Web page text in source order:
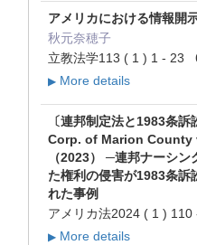
アメリカにおける情報開
秋元奈穂子
立教法学113 ( 1 ) 1 - 23
▶ More details
〔連邦制定法と1983条
Corp. of Marion County
（2023） ─連邦ナーシ
た権利の侵害が1983条訴
れた事例
アメリカ法2024 ( 1 )
▶ More details